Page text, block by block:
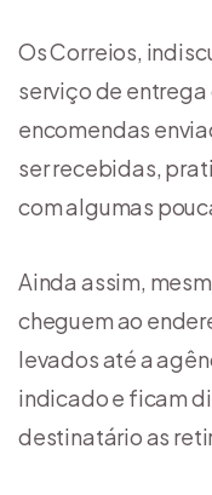
Os Correios,
serviço de entrega
encomendas
ser recebidas,
com algumas
Ainda assim,
cheguem ao
levados até a
indicado e ficam
destinatário as